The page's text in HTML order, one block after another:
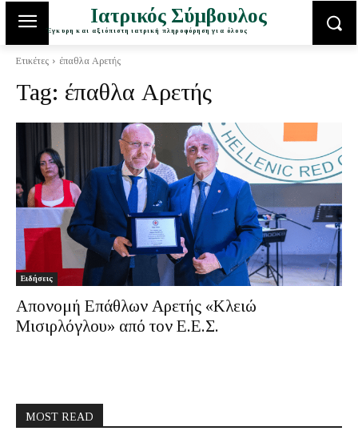
Ιατρικός Σύμβουλος
Έγκυρη και αξιόπιστη ιατρική πληροφόρηση για όλους
Ετικέτες έπαθλα Αρετής
Tag: έπαθλα Αρετής
Ειδήσεις
Απονομή Επάθλων Αρετής «Κλειώ
Μισιρλόγλου» από τον Ε.Ε.Σ.
MOST READ